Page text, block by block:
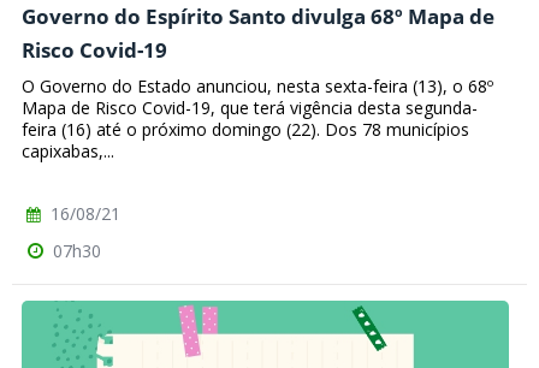
Governo do Espírito Santo divulga 68º Mapa de
Risco Covid-19
O Governo do Estado anunciou, nesta sexta-feira (13), o 68º
Mapa de Risco Covid-19, que terá vigência desta segunda-
feira (16) até o próximo domingo (22). Dos 78 municípios
capixabas,...
16/08/21
07h30